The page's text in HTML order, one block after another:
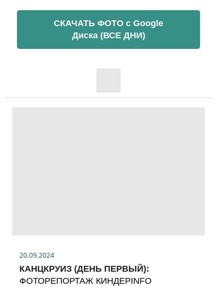
СКАЧАТЬ ФОТО c Google
Диска (ВСЕ ДНИ)
20.09.2024
КАНЦКРУИЗ (ДЕНЬ ПЕРВЫЙ):
ФОТОРЕПОРТАЖ КИНДЕРINFO